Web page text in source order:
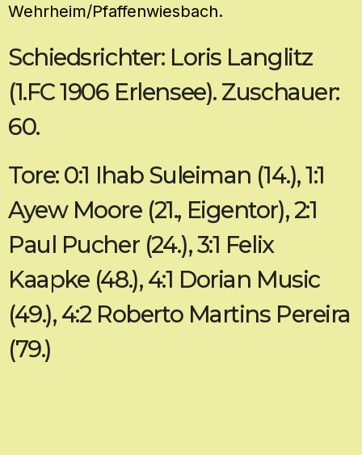
Wehrheim/Pfaffenwiesbach.
Schiedsrichter: Loris Langlitz
(1.FC 1906 Erlensee). Zuschauer:
60.
Tore: 0:1 Ihab Suleiman (14.), 1:1
Ayew Moore (21., Eigentor), 2:1
Paul Pucher (24.), 3:1 Felix
Kaapke (48.), 4:1 Dorian Music
(49.), 4:2 Roberto Martins Pereira
(79.)